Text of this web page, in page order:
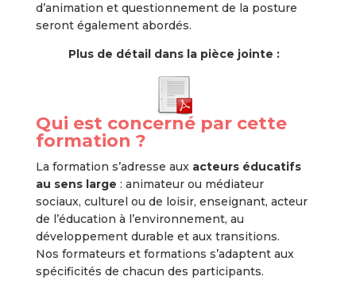
d’animation et questionnement de la posture
seront également abordés.
Plus de détail dans la pièce jointe :
Qui est concerné par cette
formation ?
La formation s’adresse auxacteurs éducatifs
au sens large : animateur ou médiateur
sociaux, culturel ou de loisir, enseignant, acteur
de l’éducation à l’environnement, au
développement durable et aux transitions.
Nos formateurs et formations s’adaptent aux
spécificités de chacun des participants.